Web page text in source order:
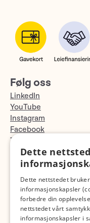
Følg oss
LinkedIn
YouTube
Instagram
Facebook
TikTok
Fotopodden
Dette
Dette nettstedet bruker
informasjonskapsler
forbedre din
nettstedet vårt
informasjonskapsler i